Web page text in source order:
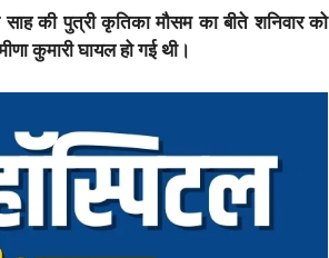
साह की पुत्री कृतिका मौसम का बीते शनिवार को
कुमारी घायल हो गई थी।